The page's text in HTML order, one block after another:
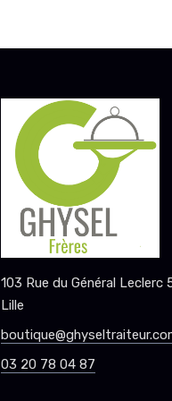
103 Rue du Général
Lille
03 20 78 04 87